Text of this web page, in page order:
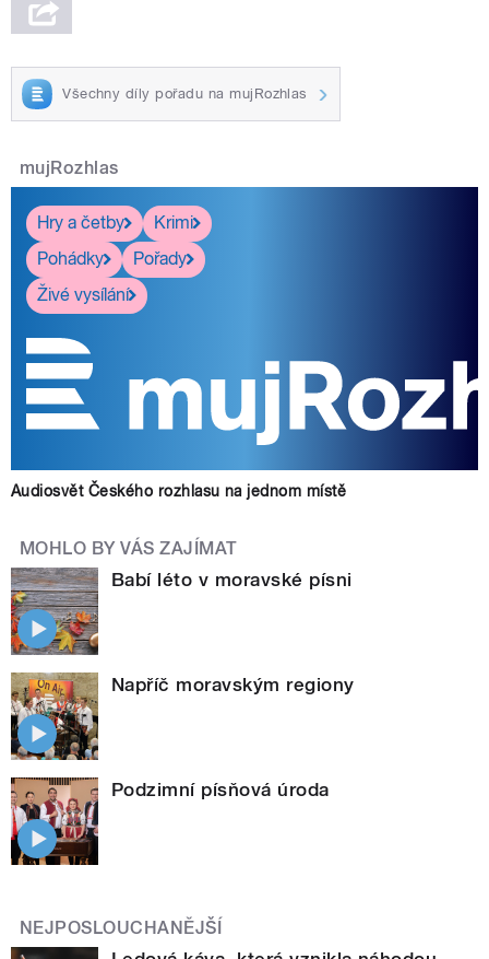
Všechny díly pořadu na mujRozhlas
mujRozhlas
Hry a četby
Krimi
Pohádky
Pořady
Živé vysílání
Audiosvět Českého rozhlasu na jednom místě
MOHLO BY VÁS ZAJÍMAT
Babí léto v moravské písni
Napříč moravským regiony
Podzimní písňová úroda
NEJPOSLOUCHANĚJŠÍ